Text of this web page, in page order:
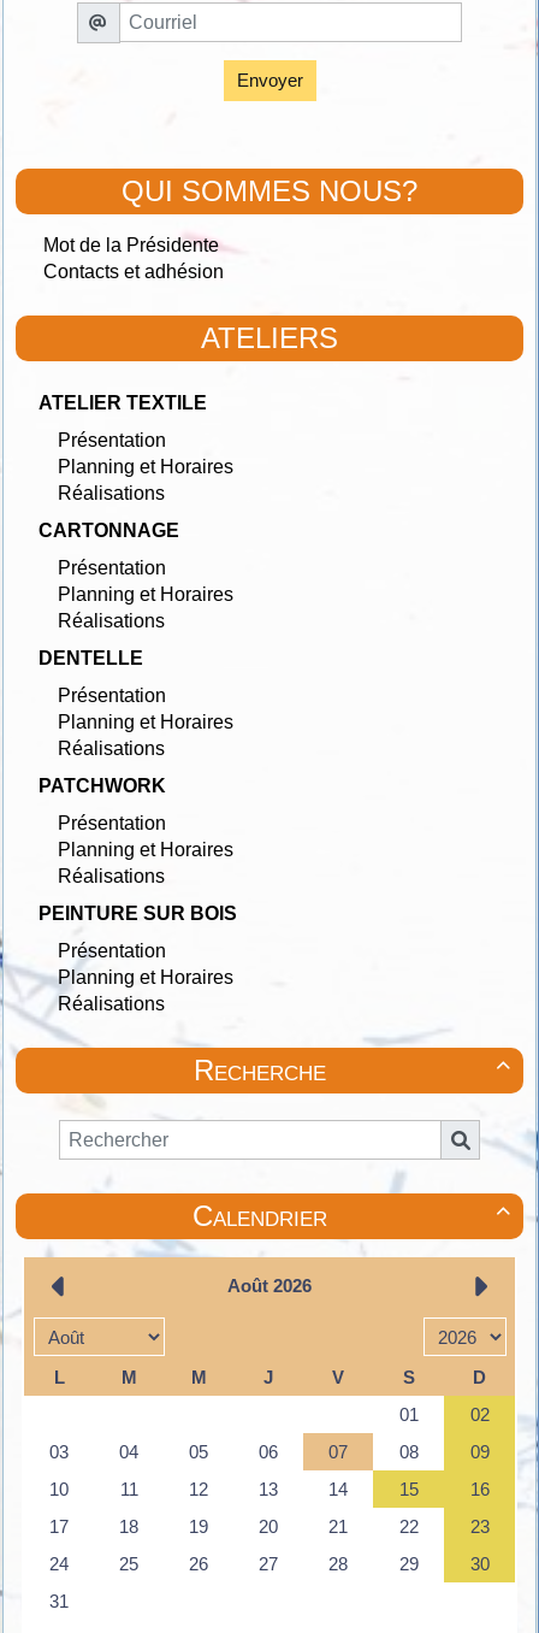
QUI SOMMES NOUS?
Mot de la Présidente
Contacts et adhésion
ATELIERS
ATELIER TEXTILE
Présentation
Planning et Horaires
Réalisations
CARTONNAGE
Présentation
Planning et Horaires
Réalisations
DENTELLE
Présentation
Planning et Horaires
Réalisations
PATCHWORK
Présentation
Planning et Horaires
Réalisations
PEINTURE SUR BOIS
Présentation
Planning et Horaires
Réalisations
Envoyer

Recherche

Calendrier